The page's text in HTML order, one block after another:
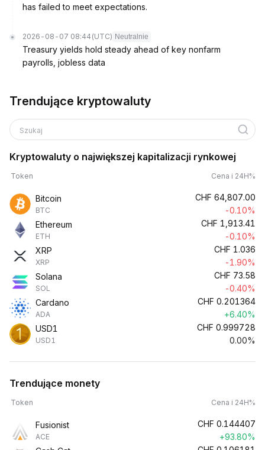
has failed to meet expectations.
2026-08-07 08:44 (UTC) Neutralnie
Treasury yields hold steady ahead of key nonfarm
payrolls, jobless data
Trendujące kryptowaluty
Szukaj
Kryptowaluty o największej kapitalizacji rynkowej
Token Cena i 24H%
Bitcoin
BTC
CHF 64,807.00
-0.10%
Ethereum
ETH
CHF 1,913.41
-0.10%
XRP
XRP
CHF 1.036
-1.90%
Solana
SOL
CHF 73.58
-0.40%
Cardano
ADA
CHF 0.201364
+6.40%
USD1
USD1
CHF 0.999728
0.00%
Trendujące monety
Token Cena i 24H%
Fusionist
ACE
CHF 0.144407
+93.80%